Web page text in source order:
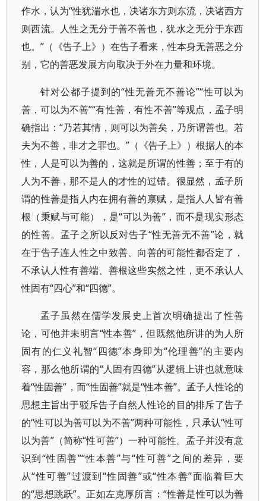
作水，认为“性犹湍水也，决诸东方则东流，决诸西方
则西流。人性之无分于善不善也，犹水之无分于东西
也。”（《告子上》）在告子看来，性本身无善恶之分
别，它的善恶发展方向取决于外在力量和环境。
针对公都子提到的“性无善无不善论”“性可以为
善，可以为不善”“有性善，有性不善”等观点，孟子明
确指出：“乃若其情，则可以为善矣，乃所谓善也。若
夫为不善，非才之罪也。”（《告子上》）根据人的本
性，人是可以为善的，这就是所谓的性善；至于有的
人为不善，那不是人的才性的过错。很显然，孟子所
谓的性善是指人内在拥有善的禀赋，是指人人皆有善
根（秉赋与可能），是“可以为善”，而不是现实形态
的性善。孟子之所以反对告子“性无善无不善”论，就
在于告子连人性之中致善、向善的可能性都否定了，
不承认人性有善端、善根这些实然之性，更不承认人
性固有“四心”和“四德”。
孟子虽然在儒学发展史上首次明确提出了性善
论，可他并未明言“性本善”，但既然他所讲的为人所
固有的仁义礼智“四德”本身即为“伦理善”的主要内
容，那么他所谓的“人固有四德”从逻辑上讲也就意味
着“性固善”，而“性固善”就是“性本善”。孟子人性论的
思想主旨出于驳斥告子自然人性论的目的排斥了告子
的“性可以为善可以为不善”两种可能性，只承认“性可
以为善”（简称“性可善”）一种可能性。孟子并没有意
识到“性固善”“性本善”与“性可善”之间的差异，要
从“性可善”过渡到“性固善”或“性本善”面临着巨大
的“思想跳跃”。正如左克厚所言：“性善是性可以为善